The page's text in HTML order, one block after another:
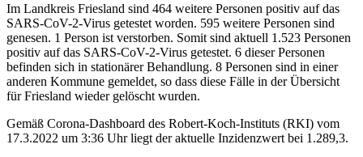
Im Landkreis Friesland sind 464 weitere Personen positiv auf das
SARS-CoV-2-Virus getestet worden. 595 weitere Personen sind
genesen. 1 Person ist verstorben. Somit sind aktuell 1.523 Personen
positiv auf das SARS-CoV-2-Virus getestet. 6 dieser Personen
befinden sich in stationärer Behandlung. 8 Personen sind in einer
anderen Kommune gemeldet, so dass diese Fälle in der Übersicht
für Friesland wieder gelöscht wurden.
Gemäß Corona-Dashboard des Robert-Koch-Instituts (RKI) vom
17.3.2022 um 3:36 Uhr liegt der aktuelle Inzidenzwert bei 1.289,3.